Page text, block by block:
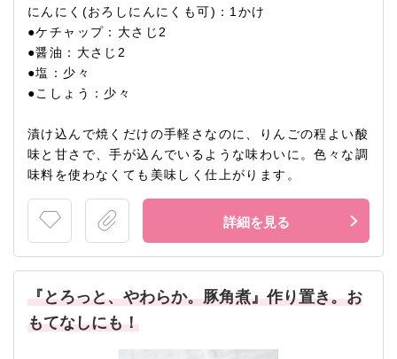
にんにく(おろしにんにくも可)：1かけ
●ケチャップ：大さじ2
●醤油：大さじ2
●塩：少々
●こしょう：少々
漬け込んで焼くだけの手軽さなのに、りんごの程よい酸
味と甘さで、手が込んでいるような味わいに。色々な調
味料を使わなくても美味しく仕上がります。
詳細を見る
『とろっと、やわらか。豚角煮』作り置き。お
もてなしにも！